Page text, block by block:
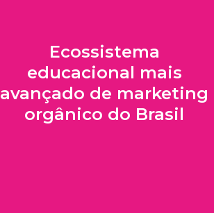
Ecossistema
educacional mais
avançado de marketing
orgânico do Brasil